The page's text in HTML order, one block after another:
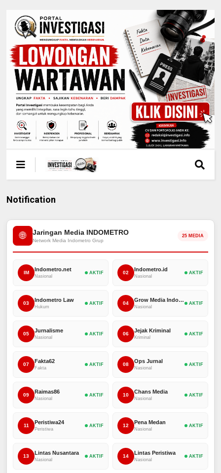
Notification
🌐 Jaringan Media INDOMETRO
Network Media Indometro Grup
25 MEDIA
IM
Indometro.net
Nasional
AKTIF 02
Indometro.id
Nasional
AKTIF
03
Indometro Law
Hukum
AKTIF 04
Grow Media Indonesia
Nasional
AKTIF
05
Jurnalisme
Nasional
AKTIF 06
Jejak Kriminal
Kriminal
AKTIF
07
Fakta62
Fakta
AKTIF 08
Ops Jurnal
Nasional
AKTIF
09
Raimas86
Nasional
AKTIF 10
Chans Media
Nasional
AKTIF
11
Peristiwa24
Peristiwa
AKTIF 12
Pena Medan
Nasional
AKTIF
13
Lintas Nusantara
Nasional
AKTIF 14
Lintas Peristiwa
Nasional
AKTIF